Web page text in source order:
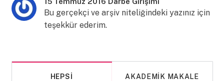
Bu gerçekçi ve arşiv niteliğindeki yazınız için
teşekkür ederim.
HEPSI AKADEMIK MAKALE